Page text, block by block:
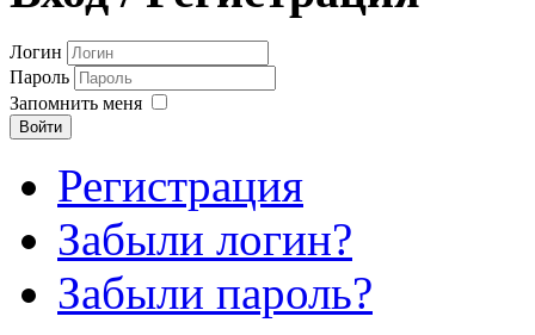
Логин
Пароль
Запомнить меня
Войти
Регистрация
Забыли логин?
Забыли пароль?